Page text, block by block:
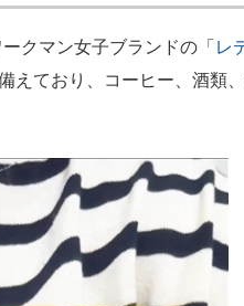
クマン女子ブランドの「 レ
えており、コーヒー、酒類